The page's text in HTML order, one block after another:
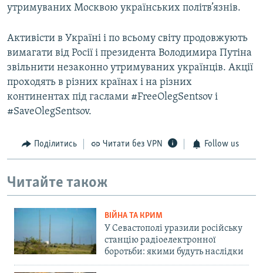
утримуваних Москвою українських політв’язнів.
Активісти в Україні і по всьому світу продовжують
вимагати від Росії і президента Володимира Путіна
звільнити незаконно утримуваних українців. Акції
проходять в різних країнах і на різних
континентах під гаслами #FreeOlegSentsov і
#SaveOlegSentsov.
Поділитись Читати без VPN Follow us
Читайте також
ВІЙНА ТА КРИМ
У Севастополі уразили російську
станцію радіоелектронної
боротьби: якими будуть наслідки